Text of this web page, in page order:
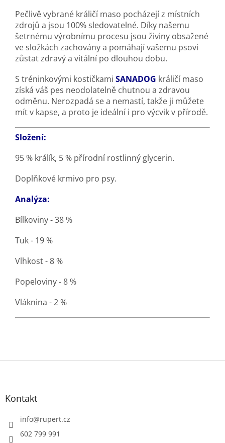
Pečlivě vybrané králičí maso pocházejí z místních
zdrojů a jsou 100% sledovatelné. Díky našemu
šetrnému výrobnímu procesu jsou živiny obsažené
ve složkách zachovány a pomáhají vašemu psovi
zůstat zdravý a vitální po dlouhou dobu.
S tréninkovými kostičkami SANADOG králičí maso
získá váš pes neodolatelně chutnou a zdravou
odměnu. Nerozpadá se a nemastí, takže ji můžete
mít v kapse, a proto je ideální i pro výcvik v přírodě.
Složení:
95 % králík, 5 % přírodní rostlinný glycerin.
Doplňkové krmivo pro psy.
Analýza:
Bílkoviny - 38 %
Tuk - 19 %
Vlhkost - 8 %
Popeloviny - 8 %
Vláknina - 2 %
Z
Kontakt
info@rupert.cz
602 799 991